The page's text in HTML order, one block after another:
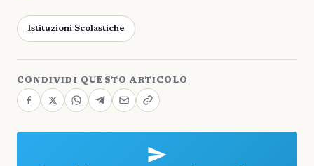
Istituzioni Scolastiche
CONDIVIDI QUESTO ARTICOLO